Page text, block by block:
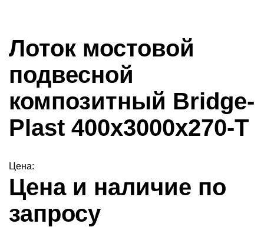
Лоток мостовой
подвесной
композитный Bridge-
Plast 400х3000х270-Т
Цена:
Цена и наличие по
запросу